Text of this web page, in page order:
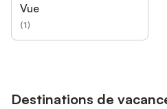
Vue
(1)
Destinations de